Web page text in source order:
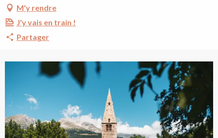
M'y rendre
J'y vais en train !
Partager